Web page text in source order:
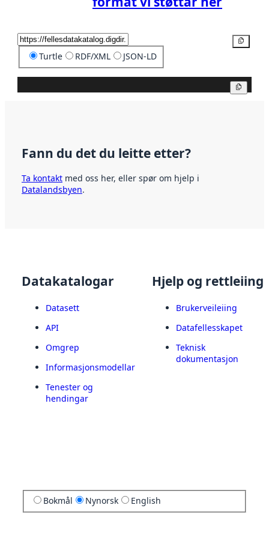
Turtle RDF/XML JSON-LD
Fann du det du leitte etter?
Ta kontakt med oss her, eller spør om hjelp i
Datalandsbyen.
Datakatalogar
Datasett
API
Omgrep
Informasjonsmodellar
Tenester og
hendingar
Hjelp og rettleiing
Brukerveileiing
Datafellesskapet
Teknisk
dokumentasjon
Bokmål Nynorsk English